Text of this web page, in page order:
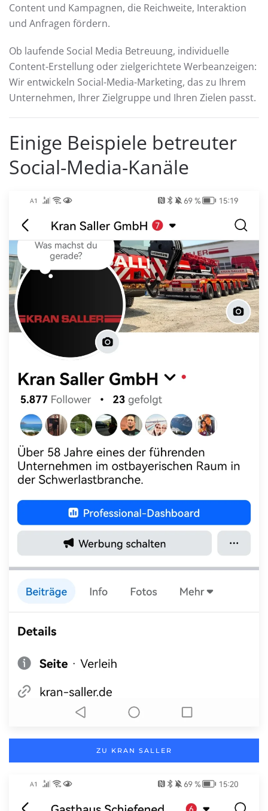
Content und Kampagnen, die Reichweite, Interaktion
und Anfragen fördern.
Ob laufende Social Media Betreuung, individuelle
Content-Erstellung oder zielgerichtete Werbeanzeigen:
Wir entwickeln Social-Media-Marketing, das zu Ihrem
Unternehmen, Ihrer Zielgruppe und Ihren Zielen passt.
Einige Beispiele betreuter
Social-Media-Kanäle
ZU KRAN SALLER